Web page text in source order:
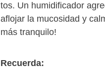
tos. Un humidificador
aflojar la mucosidad y
más tranquilo!
Recuerda: